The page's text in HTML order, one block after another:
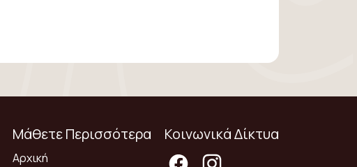
Μάθετε Περισσότερα
Αρχική
Κοινωνικά Δίκτυα